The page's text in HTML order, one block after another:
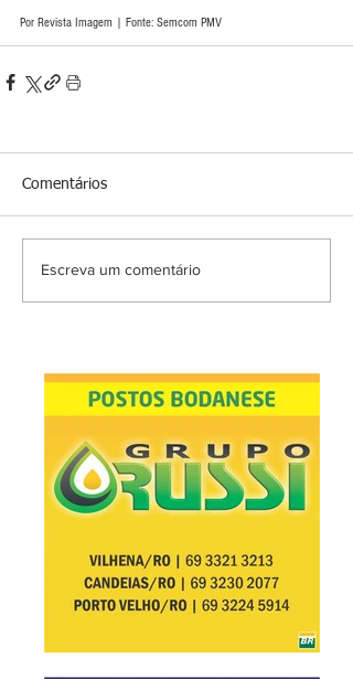
Por Revista Imagem | Fonte: Semcom PMV
Comentários
Escreva um comentário